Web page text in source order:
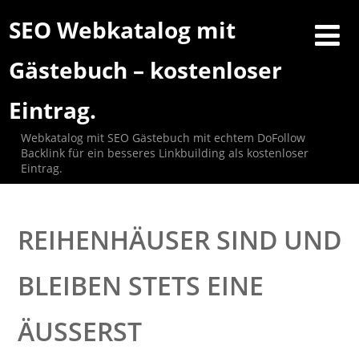
SEO Webkatalog mit
Gästebuch – kostenloser
Eintrag.
Webkatalog mit SEO Gästebuch mit echtem DoFollow
Backlink für ein besseres Linkbuilding als kostenloser
Eintrag.
REIHENHÄUSER SIND UND
BLEIBEN STETS EINE
ÄUSSERST G